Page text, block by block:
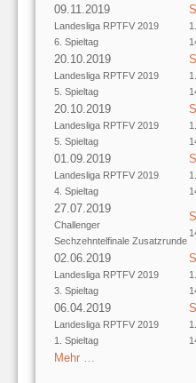
09.11.2019
Landesliga RPTFV 2019
6. Spieltag
20.10.2019
Landesliga RPTFV 2019
5. Spieltag
20.10.2019
Landesliga RPTFV 2019
5. Spieltag
01.09.2019
Landesliga RPTFV 2019
4. Spieltag
27.07.2019
Challenger
Sechzehntelfinale Zusatzrunde
02.06.2019
Landesliga RPTFV 2019
3. Spieltag
06.04.2019
Landesliga RPTFV 2019
1. Spieltag
Mehr …